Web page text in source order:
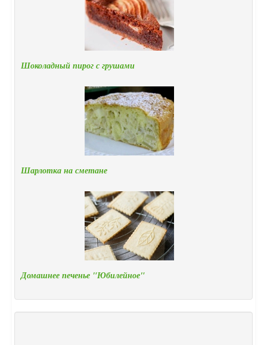
Шоколадный пирог с грушами
Шарлотка на сметане
Домашнее печенье "Юбилейное"